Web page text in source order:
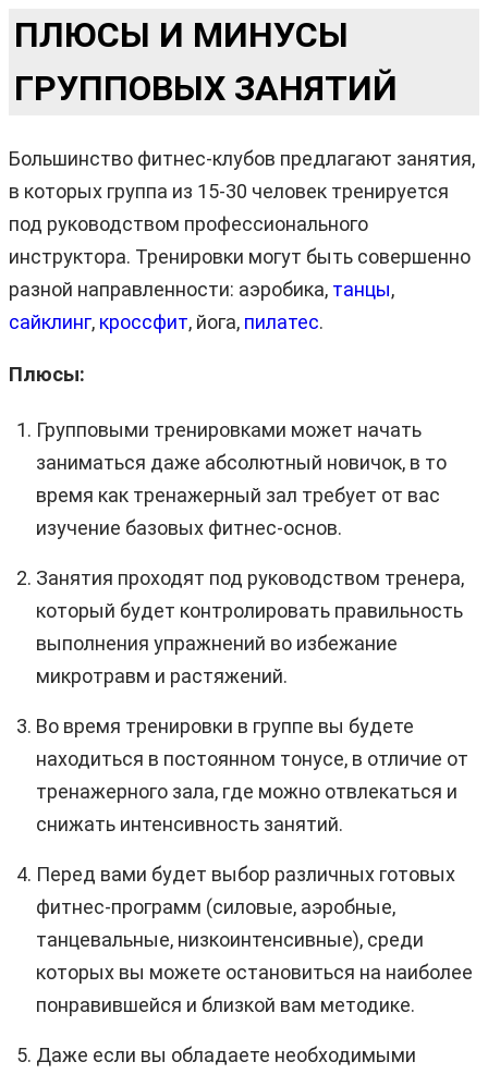
ПЛЮСЫ И МИНУСЫ
ГРУППОВЫХ ЗАНЯТИЙ
Большинство фитнес-клубов предлагают занятия,
в которых группа из 15-30 человек тренируется
под руководством профессионального
инструктора. Тренировки могут быть совершенно
разной направленности: аэробика, танцы,
сайклинг, кроссфит, йога, пилатес.
Плюсы:
Групповыми тренировками может начать
заниматься даже абсолютный новичок, в то
время как тренажерный зал требует от вас
изучение базовых фитнес-основ.
Занятия проходят под руководством тренера,
который будет контролировать правильность
выполнения упражнений во избежание
микротравм и растяжений.
Во время тренировки в группе вы будете
находиться в постоянном тонусе, в отличие от
тренажерного зала, где можно отвлекаться и
снижать интенсивность занятий.
Перед вами будет выбор различных готовых
фитнес-программ (силовые, аэробные,
танцевальные, низкоинтенсивные), среди
которых вы можете остановиться на наиболее
понравившейся и близкой вам методике.
Даже если вы обладаете необходимыми